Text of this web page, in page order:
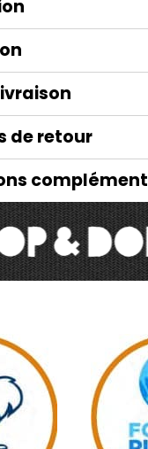
de retour